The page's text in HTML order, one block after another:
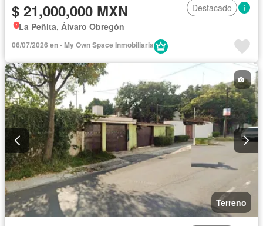
$ 21,000,000 MXN
Destacado
La Peñita, Álvaro Obregón
06/07/2026 en - My Own Space Inmobiliaria
Terreno